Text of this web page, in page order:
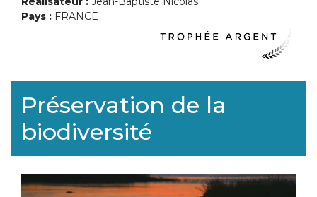
Pays : FRANCE
Préservation de la
biodiversité